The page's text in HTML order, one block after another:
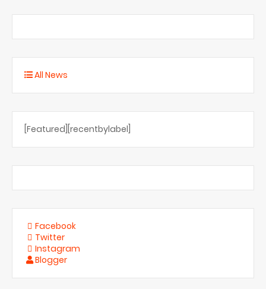
All News
[Featured][recentbylabel]
Facebook
Twitter
Instagram
Blogger